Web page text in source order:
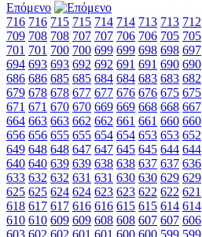
Επόμενο
716 716 715 715 714 714 713 713 712
709 708 708 707 707 706 706 705 705
701 701 700 700 699 699 698 698 697
694 693 693 692 692 691 691 690 690
686 686 685 685 684 684 683 683 682
679 678 678 677 677 676 676 675 675
671 671 670 670 669 669 668 668 667
664 663 663 662 662 661 661 660 660
656 656 655 655 654 654 653 653 652
649 648 648 647 647 645 645 644 644
640 640 639 639 638 638 637 637 636
633 632 632 631 631 630 630 629 629
625 625 624 624 623 623 622 622 621
618 617 617 616 616 615 615 614 614
610 610 609 609 608 608 607 607 606